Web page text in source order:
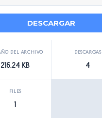
DESCARGAR
DEL ARCHIVO
216.24 KB
DESCARGAS
4
FILES
1